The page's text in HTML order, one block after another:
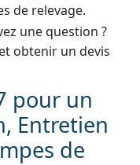
de relevage.
une question ?
obtenir un devis
pour un
Entretien
de